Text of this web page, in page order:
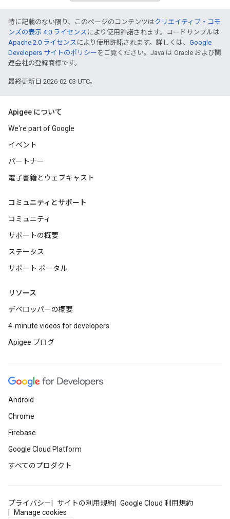
特に記載のない限り、このページのコンテンツはクリエイティブ・コモ
ンズの表示 4.0 ライセンス により使用許諾されます。コードサンプルは
Apache 2.0 ライセンス により使用許諾されます。詳しくは、 Google
Developers サイトのポリシー をご覧ください。Java は Oracle および関
連会社の登録商標です。
最終更新日 2026-02-03 UTC。
Apigee について
We're part of Google
イベント
パートナー
電子書籍とウェブキャスト
コミュニティとサポート
コミュニティ
サポートの概要
ステータス
サポート ポータル
リソース
デベロッパーの概要
4-minute videos for developers
Apigee ブログ
Android
Chrome
Firebase
Google Cloud Platform
すべてのプロダクト
プライバシー サイトの利用規約
Google Cloud 利用規約
Manage cookies